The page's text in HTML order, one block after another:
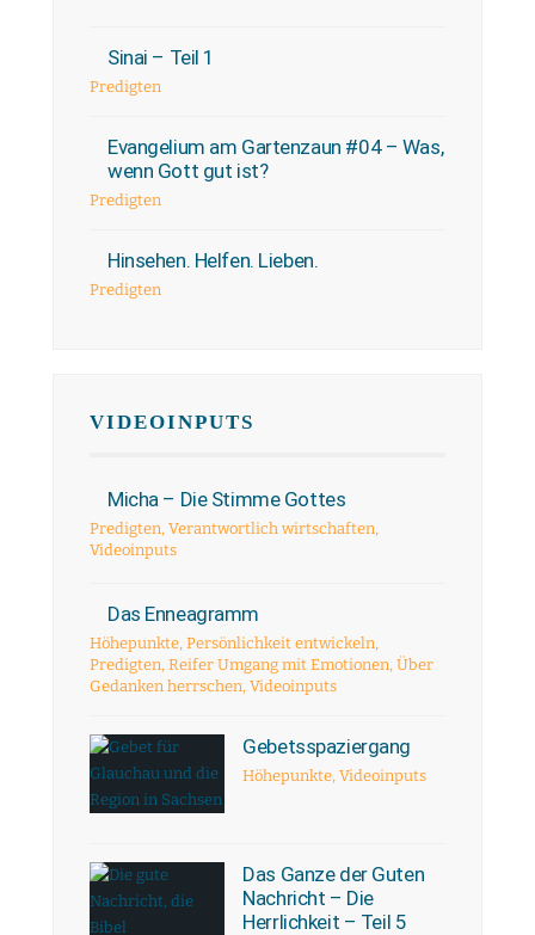
Sinai – Teil 1
Predigten
Evangelium am Gartenzaun #04 – Was,
wenn Gott gut ist?
Predigten
Hinsehen. Helfen. Lieben.
Predigten
VIDEOINPUTS
Micha – Die Stimme Gottes
Predigten, Verantwortlich wirtschaften,
Videoinputs
Das Enneagramm
Höhepunkte, Persönlichkeit entwickeln,
Predigten, Reifer Umgang mit Emotionen, Über
Gedanken herrschen, Videoinputs
Gebetsspaziergang
Höhepunkte,Videoinputs
Das Ganze der Guten
Nachricht – Die
Herrlichkeit – Teil 5